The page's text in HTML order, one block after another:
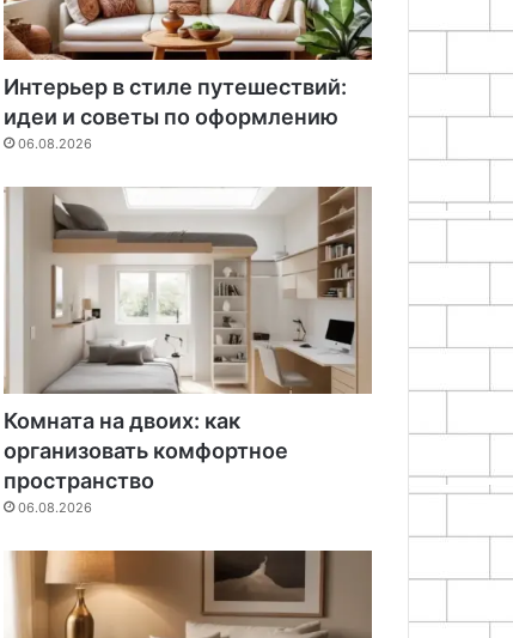
Интерьер в стиле путешествий:
идеи и советы по оформлению
06.08.2026
Комната на двоих: как
организовать комфортное
пространство
06.08.2026